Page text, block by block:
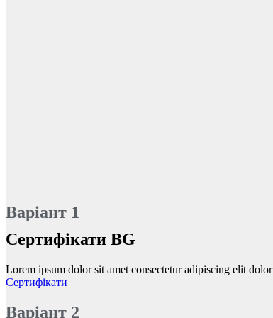
Варіант 1
Сертифікати BG
Lorem ipsum dolor sit amet consectetur adipiscing elit dolor
Сертифікати
Варіант 2